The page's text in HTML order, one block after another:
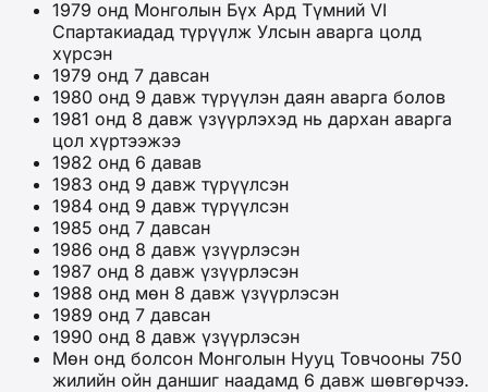
1979 онд Монголын Бүх Ард Түмний VI
Спартакиадад түрүүлж Улсын аварга цолд
хүрсэн
1979 онд 7 давсан
1980 онд 9 давж түрүүлэн даян аварга болов
1981 онд 8 давж үзүүрлэхэд нь дархан аварга
цол хүртээжээ
1982 онд 6 давав
1983 онд 9 давж түрүүлсэн
1984 онд 9 давж түрүүлсэн
1985 онд 7 давсан
1986 онд 8 давж үзүүрлэсэн
1987 онд 8 давж үзүүрлэсэн
1988 онд мөн 8 давж үзүүрлэсэн
1989 онд 7 давсан
1990 онд 8 давж үзүүрлэсэн
Мөн онд болсон Монголын Нууц Товчооны 750
жилийн ойн даншиг наадамд 6 давж шөвгөрчээ.